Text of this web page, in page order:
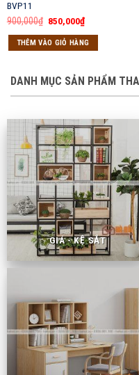
BVP11
900,000₫ Giá
là:
900,000₫.
850,000₫Giá
hiện
tại
là:
THÊM VÀO GIỎ HÀNG
DANH MỤC SẢN PHẨM
GIÁ - KỆ SẮT